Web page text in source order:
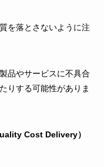
を落とさないように注
品やサービスに不具合
りする可能性がありま
Cost Delivery）